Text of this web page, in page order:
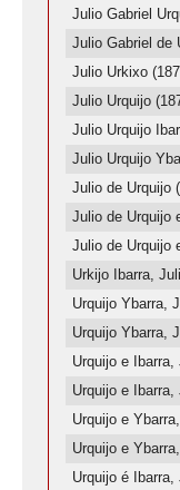
Julio Gabriel
Julio Gabriel de
Julio Urkixo
Julio Urquijo
Julio Urquijo
Julio Urquijo
Julio de Urquijo
Julio de Urquijo
Julio de Urquijo
Urkijo Ibarra,
Urquijo Ybarra,
Urquijo Ybarra,
Urquijo e Ibarra,
Urquijo e Ibarra,
Urquijo e
Urquijo e
Urquijo é Ibarra,